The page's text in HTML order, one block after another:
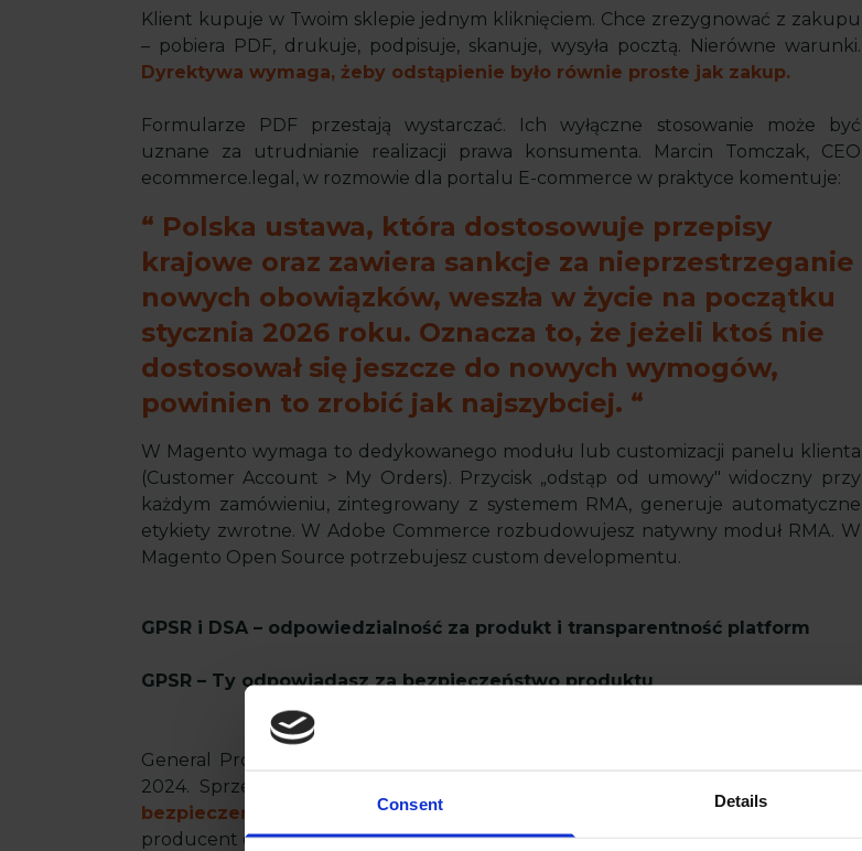
Consent Details
Klient kupuje w Twoim sklepie jednym kliknięciem. Chce zrezygnować z zakupu
– pobiera PDF, drukuje, podpisuje, skanuje, wysyła pocztą. Nierówne warunki.
Dyrektywa wymaga, żeby odstąpienie było równie proste jak zakup.
Formularze PDF przestają wystarczać. Ich wyłączne stosowanie może być
uznane za utrudnianie realizacji prawa konsumenta. Marcin Tomczak, CEO
ecommerce.legal, w rozmowie dla portalu E-commerce w praktyce komentuje:
Polska ustawa, która dostosowuje przepisy
krajowe oraz zawiera sankcje za nieprzestrzeganie
nowych obowiązków, weszła w życie na początku
stycznia 2026 roku. Oznacza to, że jeżeli ktoś nie
dostosował się jeszcze do nowych wymogów,
powinien to zrobić jak najszybciej.
W Magento wymaga to dedykowanego modułu lub customizacji panelu klienta
(Customer Account > My Orders). Przycisk „odstąp od umowy" widoczny przy
każdym zamówieniu, zintegrowany z systemem RMA, generuje automatyczne
etykiety zwrotne. W Adobe Commerce rozbudowujesz natywny moduł RMA. W
Magento Open Source potrzebujesz custom developmentu.
GPSR i DSA – odpowiedzialność za produkt i transparentność platform
GPSR – Ty odpowiadasz za bezpieczeństwo produktu
General Product Safety Regulation obowiązuje w pełnym zakresie od grudnia
2024. Sprzedajesz zabawki z Chin przez marketplace?
bezpieczeństwo tak samo jak producent.
Koniec modelu „ja tylko sprzedaję,
producent odpowiada".